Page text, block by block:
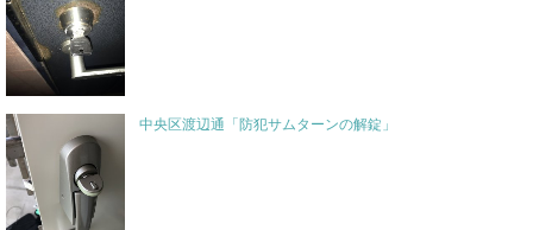
中央区渡辺通「防犯サムターンの解錠」